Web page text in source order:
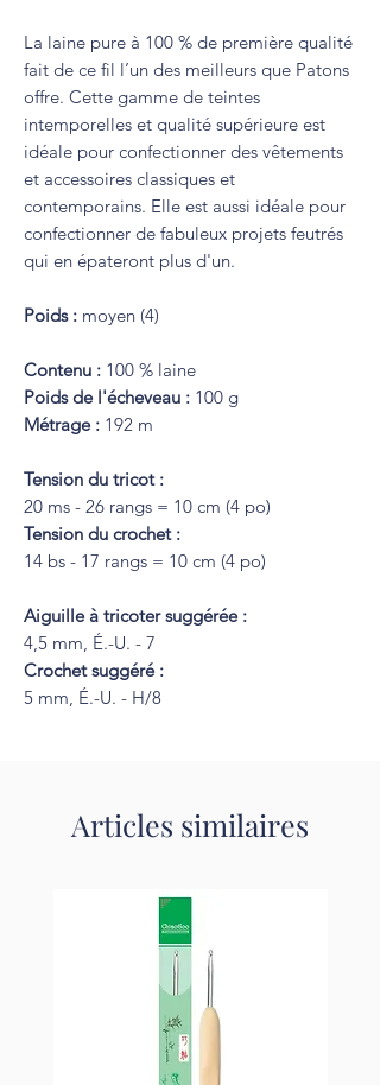
La laine pure à 100 % de première qualité
fait de ce fil l’un des meilleurs que Patons
offre. Cette gamme de teintes
intemporelles et qualité supérieure est
idéale pour confectionner des vêtements
et accessoires classiques et
contemporains. Elle est aussi idéale pour
confectionner de fabuleux projets feutrés
qui en épateront plus d'un.
Poids : moyen (4)
Contenu : 100 % laine
Poids de l'écheveau : 100 g
Métrage : 192 m
Tension du tricot :
20 ms - 26 rangs = 10 cm (4 po)
Tension du crochet :
14 bs - 17 rangs = 10 cm (4 po)
Aiguille à tricoter suggérée :
4,5 mm, É.-U. - 7
Crochet suggéré :
5 mm, É.-U. - H/8
Articles similaires